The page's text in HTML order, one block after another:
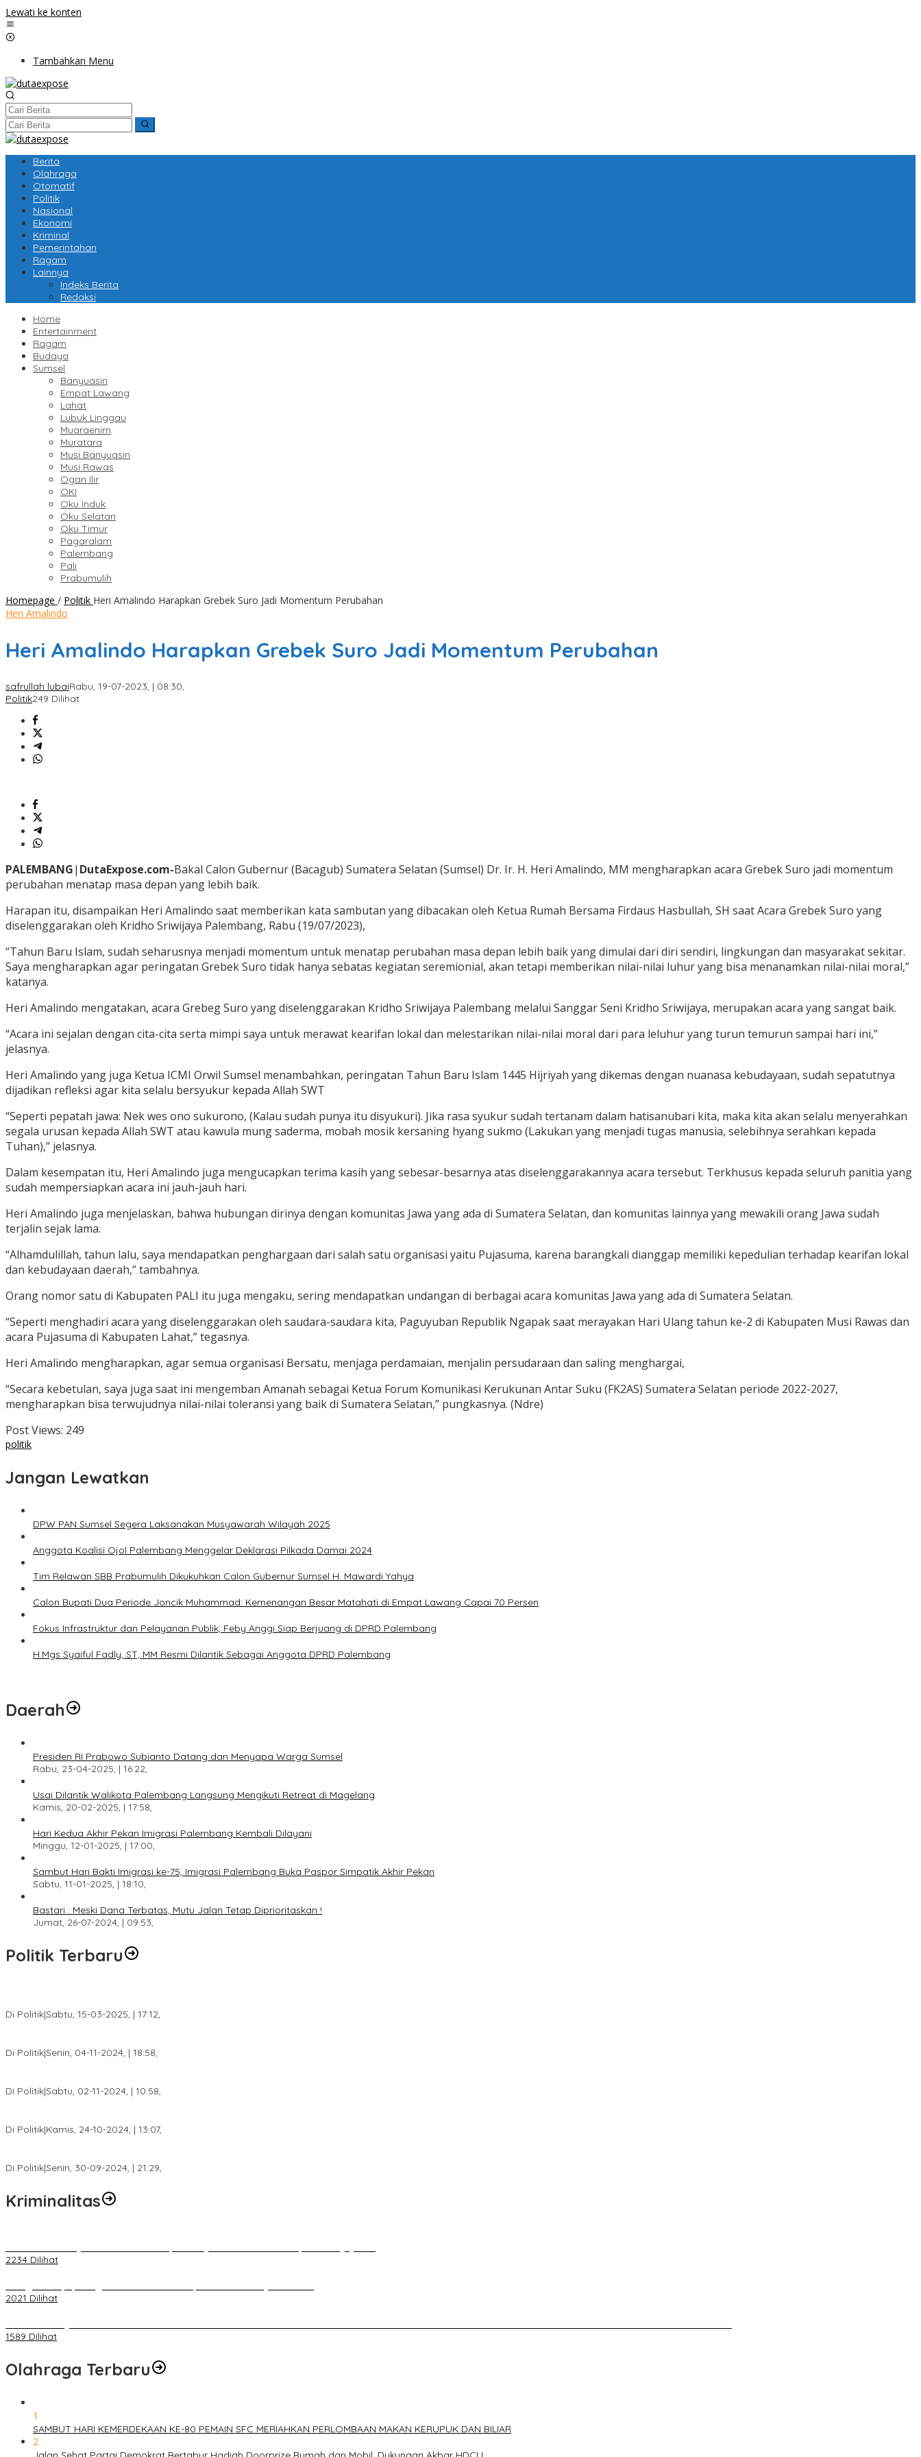
Lewati ke konten
Tambahkan Menu
Berita
Olahraga
Otomatif
Politik
Nasional
Ekonomi
Kriminal
Pemerintahan
Ragam
Lainnya
Indeks Berita
Redaksi
Home
Entertainment
Ragam
Budaya
Sumsel
Banyuasin
Empat Lawang
Lahat
Lubuk Linggau
Muaraenim
Muratara
Musi Banyuasin
Musi Rawas
Ogan Ilir
OKI
Oku Induk
Oku Selatan
Oku Timur
Pagaralam
Palembang
Pali
Prabumulih
Homepage / Politik Heri Amalindo Harapkan Grebek Suro Jadi Momentum Perubahan
Heri Amalindo
Heri Amalindo Harapkan Grebek Suro Jadi Momentum Perubahan
safrullah lubaiRabu, 19-07-2023, | 08:30,
Politik249 Dilihat
PALEMBANG| DutaExpose.com-Bakal Calon Gubernur (Bacagub) Sumatera Selatan (Sumsel) Dr. Ir. H. Heri Amalindo, MM mengharapkan acara Grebek Suro jadi momentum
perubahan menatap masa depan yang lebih baik.
Harapan itu, disampaikan Heri Amalindo saat memberikan kata sambutan yang dibacakan oleh Ketua Rumah Bersama Firdaus Hasbullah, SH saat Acara Grebek Suro yang
diselenggarakan oleh Kridho Sriwijaya Palembang, Rabu (19/07/2023),
“Tahun Baru Islam, sudah seharusnya menjadi momentum untuk menatap perubahan masa depan lebih baik yang dimulai dari diri sendiri, lingkungan dan masyarakat sekitar.
Saya mengharapkan agar peringatan Grebek Suro tidak hanya sebatas kegiatan seremionial, akan tetapi memberikan nilai-nilai luhur yang bisa menanamkan nilai-nilai moral,”
katanya.
Heri Amalindo mengatakan, acara Grebeg Suro yang diselenggarakan Kridho Sriwijaya Palembang melalui Sanggar Seni Kridho Sriwijaya, merupakan acara yang sangat baik.
“Acara ini sejalan dengan cita-cita serta mimpi saya untuk merawat kearifan lokal dan melestarikan nilai-nilai moral dari para leluhur yang turun temurun sampai hari ini,”
jelasnya.
Heri Amalindo yang juga Ketua ICMI Orwil Sumsel menambahkan, peringatan Tahun Baru Islam 1445 Hijriyah yang dikemas dengan nuanasa kebudayaan, sudah sepatutnya
dijadikan refleksi agar kita selalu bersyukur kepada Allah SWT
“Seperti pepatah jawa: Nek wes ono sukurono, (Kalau sudah punya itu disyukuri). Jika rasa syukur sudah tertanam dalam hatisanubari kita, maka kita akan selalu menyerahkan
segala urusan kepada Allah SWT atau kawula mung saderma, mobah mosik kersaning hyang sukmo (Lakukan yang menjadi tugas manusia, selebihnya serahkan kepada
Tuhan),” jelasnya.
Dalam kesempatan itu, Heri Amalindo juga mengucapkan terima kasih yang sebesar-besarnya atas diselenggarakannya acara tersebut. Terkhusus kepada seluruh panitia yang
sudah mempersiapkan acara ini jauh-jauh hari.
Heri Amalindo juga menjelaskan, bahwa hubungan dirinya dengan komunitas Jawa yang ada di Sumatera Selatan, dan komunitas lainnya yang mewakili orang Jawa sudah
terjalin sejak lama.
“Alhamdulillah, tahun lalu, saya mendapatkan penghargaan dari salah satu organisasi yaitu Pujasuma, karena barangkali dianggap memiliki kepedulian terhadap kearifan lokal
dan kebudayaan daerah,” tambahnya.
Orang nomor satu di Kabupaten PALI itu juga mengaku, sering mendapatkan undangan di berbagai acara komunitas Jawa yang ada di Sumatera Selatan.
“Seperti menghadiri acara yang diselenggarakan oleh saudara-saudara kita, Paguyuban Republik Ngapak saat merayakan Hari Ulang tahun ke-2 di Kabupaten Musi Rawas dan
acara Pujasuma di Kabupaten Lahat,” tegasnya.
Heri Amalindo mengharapkan, agar semua organisasi Bersatu, menjaga perdamaian, menjalin persudaraan dan saling menghargai,
“Secara kebetulan, saya juga saat ini mengemban Amanah sebagai Ketua Forum Komunikasi Kerukunan Antar Suku (FK2AS) Sumatera Selatan periode 2022-2027,
mengharapkan bisa terwujudnya nilai-nilai toleransi yang baik di Sumatera Selatan,” pungkasnya. (Ndre)
Post Views: 249
politik
Jangan Lewatkan
DPW PAN Sumsel Segera Laksanakan Musyawarah Wilayah 2025
Anggota Koalisi Ojol Palembang Menggelar Deklarasi Pilkada Damai 2024
Tim Relawan SBB Prabumulih Dikukuhkan Calon Gubernur Sumsel H. Mawardi Yahya
Calon Bupati Dua Periode Joncik Muhammad: Kemenangan Besar Matahati di Empat Lawang Capai 70 Persen
Fokus Infrastruktur dan Pelayanan Publik, Feby Anggi Siap Berjuang di DPRD Palembang
H.Mgs Syaiful Fadly, ST, MM Resmi Dilantik Sebagai Anggota DPRD Palembang
Daerah
Presiden RI Prabowo Subianto Datang dan Menyapa Warga Sumsel
Rabu, 23-04-2025, | 16:22,
Usai Dilantik Walikota Palembang Langsung Mengikuti Retreat di Magelang
Kamis, 20-02-2025, | 17:58,
Hari Kedua Akhir Pekan Imigrasi Palembang Kembali Dilayani
Minggu, 12-01-2025, | 17:00,
Sambut Hari Bakti Imigrasi ke-75, Imigrasi Palembang Buka Paspor Simpatik Akhir Pekan
Sabtu, 11-01-2025, | 18:10,
Bastari : Meski Dana Terbatas, Mutu Jalan Tetap Diprioritaskan !
Jumat, 26-07-2024, | 09:53,
Politik Terbaru
Di Politik|Sabtu, 15-03-2025, | 17:12,
Di Politik|Senin, 04-11-2024, | 18:58,
Di Politik|Sabtu, 02-11-2024, | 10:58,
Di Politik|Kamis, 24-10-2024, | 13:07,
Di Politik|Senin, 30-09-2024, | 21:29,
Kriminalitas
2234 Dilihat
2021 Dilihat
1589 Dilihat
Olahraga Terbaru
1
SAMBUT HARI KEMERDEKAAN KE-80 PEMAIN SFC MERIAHKAN PERLOMBAAN MAKAN KERUPUK DAN BILIAR
2